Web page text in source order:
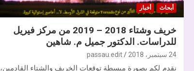
أبحاث أخبار
خريف وشتاء 2018 – 2019 من مركز فيريل
للدراسات. الدكتور جميل م. شاهين
24 سبتمبر، 2018 passau.edit
نقدم لكم بصورة مبسطة توقعات الخريف والشتاء القادمين،